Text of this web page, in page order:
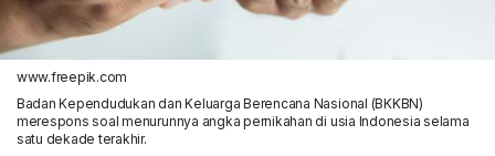
www.freepik.com
Badan Kependudukan dan Keluarga Berencana Nasional (BKKBN)
merespons soal menurunnya angka pernikahan di usia Indonesia selama
satu dekade terakhir.